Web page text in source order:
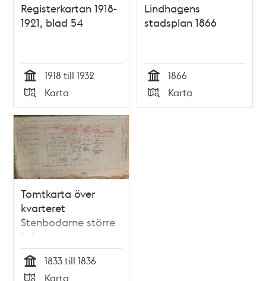
Registerkartan 1918-
1921, blad 54
Tid
1918 till 1932
Typ
Karta
Lindhagens
stadsplan 1866
Tid
1866
Typ
Karta
Tomtkarta över
kvarteret
Stenbodarne större
1–8
Tid
1833 till 1836
Karta